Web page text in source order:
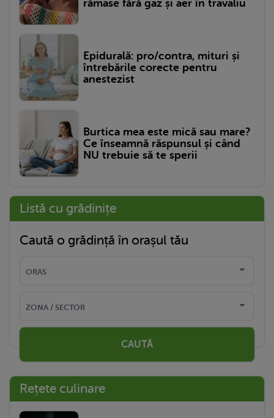
rămase fără gaz și aer în travaliu
Epidurală: pro/contra, mituri și
întrebările corecte pentru
anestezist
Burtica mea este mică sau mare?
Ce înseamnă răspunsul și când
NU trebuie să te sperii
Listă cu grădinițe
Caută o grădință în orașul tău
CAUTĂ
Rețete culinare